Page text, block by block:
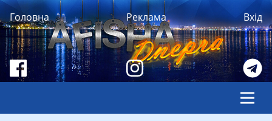
Головна Реклама Вхід